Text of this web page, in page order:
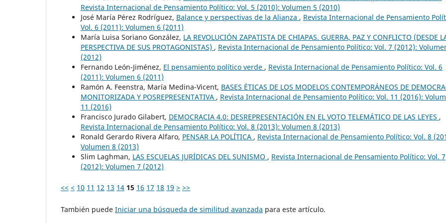
Revista Internacional de Pensamiento Político: Vol. 5 (2010): Volumen 5 (2010)
José María Pérez Rodríguez, Balance y perspectivas de la Alianza , Revista Internacional de Pensamiento
Vol. 6 (2011): Volumen 6 (2011)
María Luisa Soriano González, LA REVOLUCIÓN ZAPATISTA DE CHIAPAS. GUERRA, PAZ Y CONFLICTO (DESDE
PERSPECTIVA DE SUS PROTAGONISTAS) , Revista Internacional de Pensamiento Político: Vol. 7 (2012):
(2012)
Fernando León-Jiménez, El pensamiento político verde , Revista Internacional de Pensamiento Político: Vol. 6
(2011): Volumen 6 (2011)
Ramón A. Feenstra, María Medina-Vicent, BASES ÉTICAS DE LOS MODELOS CONTEMPORÁNEOS DE
MONITORIZADA Y POSREPRESENTATIVA , Revista Internacional de Pensamiento Político: Vol. 11 (2016):
11 (2016)
Francisco Jurado Gilabert, DEMOCRACIA 4.0: DESREPRESENTACIÓN EN EL VOTO TELEMÁTICO DE LAS LEYES ,
Revista Internacional de Pensamiento Político: Vol. 8 (2013): Volumen 8 (2013)
Ronald Gerardo Rivera Alfaro, PENSAR LA POLÍTICA , Revista Internacional de Pensamiento Político: Vol. 8
Volumen 8 (2013)
Slim Laghman, LAS ESCUELAS JURÍDICAS DEL SUNISMO , Revista Internacional de Pensamiento Político: Vol. 7
(2012): Volumen 7 (2012)
<< < 10 11 12 13 14 15 16 17 18 19 > >>
También puede Iniciar una búsqueda de similitud avanzada para este artículo.